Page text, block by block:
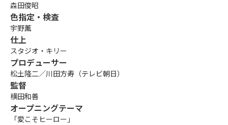
森田俊昭
色指定・検査
宇野薫
仕上
スタジオ・キリー
プロデューサー
松土隆二／川田方寿（テレビ朝日）
監督
横田和善
オープニングテーマ
「愛こそヒーロー」